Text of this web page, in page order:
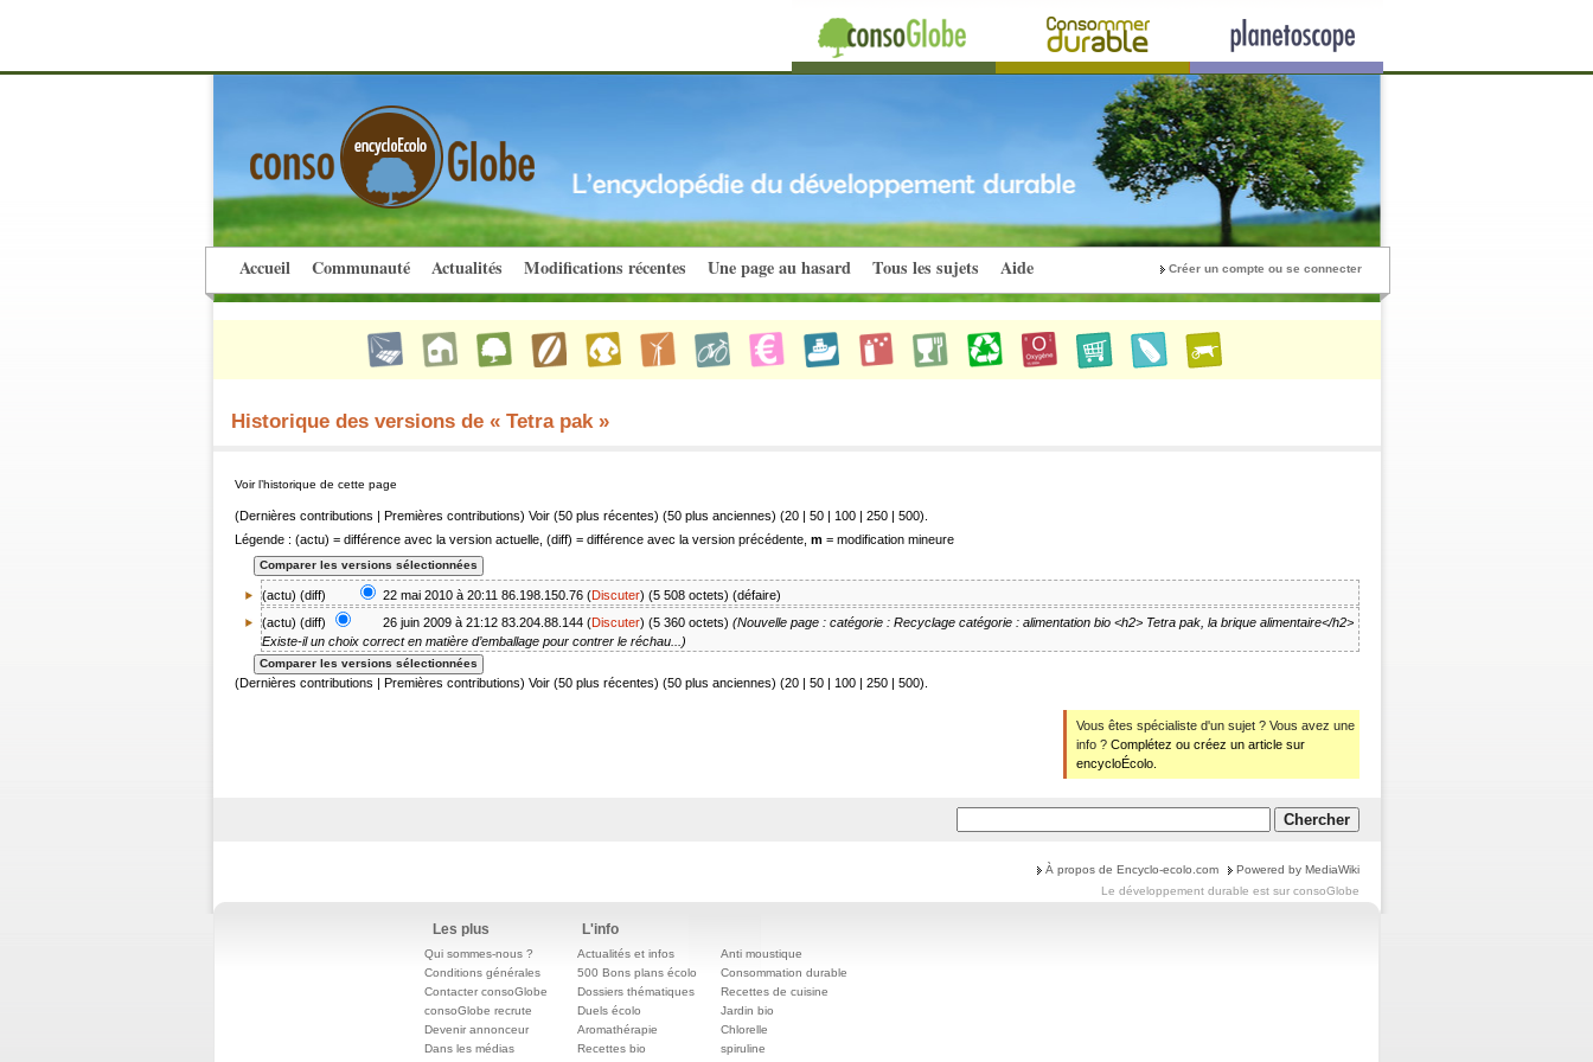
Accueil Communauté Actualités Modifications récentes Une page au hasard Tous les sujets Aide Créer un compte ou se connecter
Historique des versions de « Tetra pak »
Voir l’historique de cette page
(Dernières contributions | Premières contributions) Voir (50 plus récentes) (50 plus anciennes) (20| 50| 100| 250| 500).
Légende : (actu) = différence avec la version actuelle, (diff) = différence avec la version précédente, m= modification mineure
(actu) (diff) 22 mai 2010 à 20:11 86.198.150.76(Discuter) (5 508 octets) (défaire)
(actu) (diff) 26 juin 2009 à 21:12 83.204.88.144(Discuter) (5 360 octets) (Nouvelle page : catégorie : Recyclage catégorie : alimentation bio<h2> Tetra pak, la brique alimentaire</h2>
Existe-il un choix correct en matière d’emballage pour contrer le réchau...)
(Dernières contributions | Premières contributions) Voir (50 plus récentes) (50 plus anciennes) (20| 50| 100| 250| 500).
Vous êtes spécialiste d'un sujet ? Vous avez une
info ? Complétez ou créez un article sur
encycloÉcolo.
À propos de Encyclo-ecolo.com
Powered by MediaWiki
Le développement durable est sur consoGlobe
Les plus
Qui sommes-nous ?
Conditions générales
Contacter consoGlobe
consoGlobe recrute
Devenir annonceur
Dans les médias
L'info
Actualités et infos
500 Bons plans écolo
Dossiers thématiques
Duels écolo
Aromathérapie
Recettes bio
Anti moustique
Consommation durable
Recettes de cuisine
Jardin bio
Chlorelle
spiruline